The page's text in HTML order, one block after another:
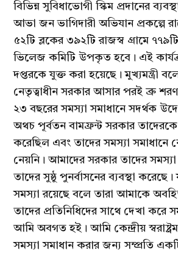
বিভিন্ন সুবিধাভোগী স্কিম প্রদানের
আভা জন ভাগিদারী অভিযান প্রকল্পে
৫২টি ব্লকের ৩৯২টি রাজস্ব গ্রামে
ভিলেজ কমিটি উপকৃত হবে। এই
দপ্তরকে যুক্ত করা হয়েছে। মুখ্যমন্ত্রী
নেতৃত্বাধীন সরকার আসার পরই ব্রু
২৩ বছরের সমস্যা সমাধানে সদর্থক
অথচ পূর্বতন বামফ্রন্ট সরকার
করেছিল এবং তাদের সমস্যা
নেয়নি। আমাদের সরকার তাদের
তাদের সুষ্ঠু পুনর্বাসনের ব্যবস্থা
সমস্যা রয়েছে বলে তারা আমাকে
তাদের প্রতিনিধিদের সাথে দেখা করে
আমি অবগত হই। আমি কেন্দ্রীয়
সমস্যা সমাধান করার জন্য সম্প্রতি